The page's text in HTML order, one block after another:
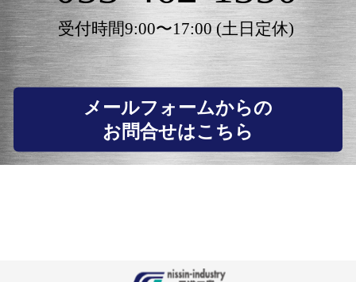
受付時間9:00〜17:00 (土日定休)
メールフォームからの
お問合せはこちら